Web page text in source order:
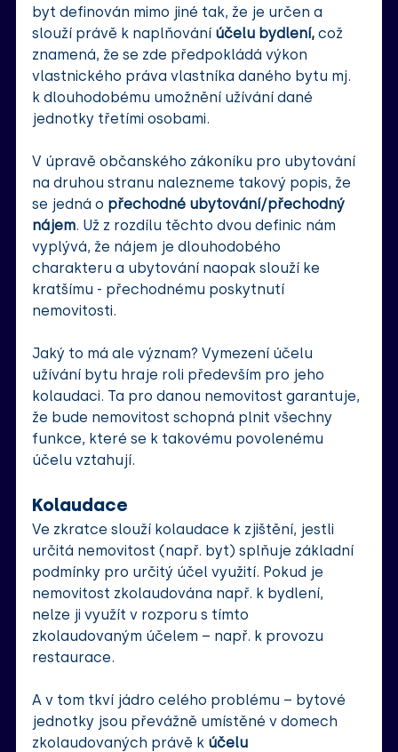
byt definován mimo jiné tak, že je určen a
slouží právě k naplňování účelu bydlení, což
znamená, že se zde předpokládá výkon
vlastnického práva vlastníka daného bytu mj.
k dlouhodobému umožnění užívání dané
jednotky třetími osobami.
V úpravě občanského zákoníku pro ubytování
na druhou stranu nalezneme takový popis, že
se jedná o přechodné ubytování/přechodný
nájem. Už z rozdílu těchto dvou definic nám
vyplývá, že nájem je dlouhodobého
charakteru a ubytování naopak slouží ke
kratšímu - přechodnému poskytnutí
nemovitosti.
Jaký to má ale význam? Vymezení účelu
užívání bytu hraje roli především pro jeho
kolaudaci. Ta pro danou nemovitost garantuje,
že bude nemovitost schopná plnit všechny
funkce, které se k takovému povolenému
účelu vztahují.
Kolaudace
Ve zkratce slouží kolaudace k zjištění, jestli
určitá nemovitost (např. byt) splňuje základní
podmínky pro určitý účel využití. Pokud je
nemovitost zkolaudována např. k bydlení,
nelze ji využít v rozporu s tímto
zkolaudovaným účelem – např. k provozu
restaurace.
A v tom tkví jádro celého problému – bytové
jednotky jsou převážně umístěné v domech
zkolaudovaných právě k účelu